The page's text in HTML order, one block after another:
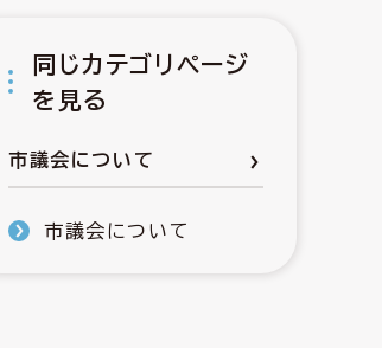
同じカテゴリページ
を見る
市議会について
市議会について